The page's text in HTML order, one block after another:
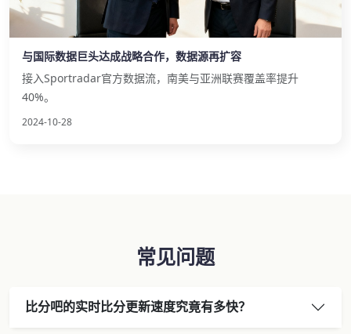
与国际数据巨头达成战略合作，数据源再扩容
接入Sportradar官方数据流，南美与亚洲联赛覆盖率提升
40%。
2024-10-28
常见问题
比分吧的实时比分更新速度究竟有多快？